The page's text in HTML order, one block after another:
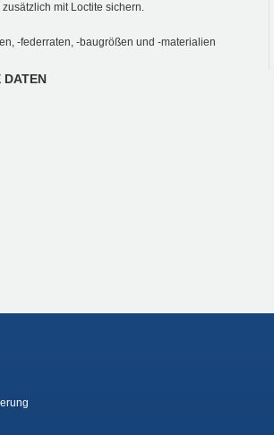
mit Loctite sichern.
-federraten, -baugrößen und -materialien
DATEN